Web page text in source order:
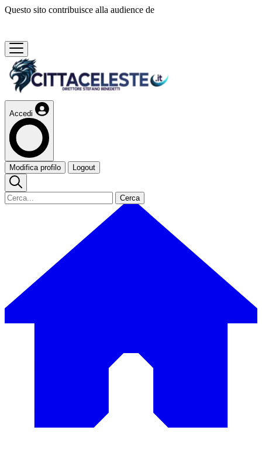
Questo sito contribuisce alla audience de
Accedi
Modifica profilo Logout
Cerca